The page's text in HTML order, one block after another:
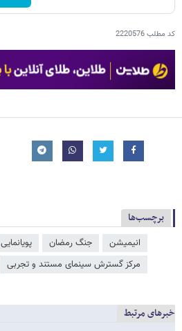
کد مطلب2220576
برچسب‌ها
انیمیشن جنگ رمضان
پویانمایی
مرکز گسترش سینمای مستند و تجربی
خبرهای مرتبط